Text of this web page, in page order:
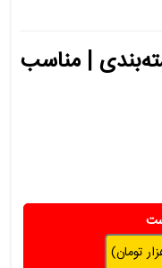
| مناسب